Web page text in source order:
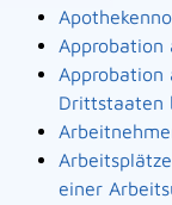
Approbation
Approbation
Drittstaaten
einer